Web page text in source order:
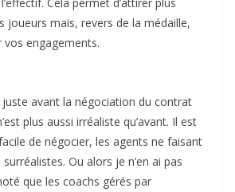
joueurs mais, revers de la médaille,
engagements.
avant la négociation du contrat
plus aussi irréaliste qu’avant. Il est
de négocier, les agents ne faisant
Ou alors je n’en ai pas
que les coachs gérés par